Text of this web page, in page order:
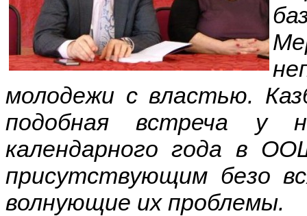
молодежи с властью.
подобная встреча у
календарного года в
присутствующим безо
волнующие их проблемы.